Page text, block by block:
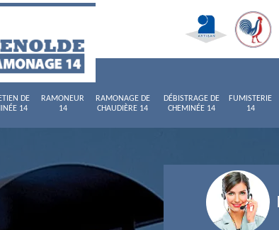
DE
14
RAMONEUR
14
RAMONAGE DE
CHAUDIÈRE 14
DÉBISTRAGE DE
CHEMINÉE 14
FUMISTERIE
14